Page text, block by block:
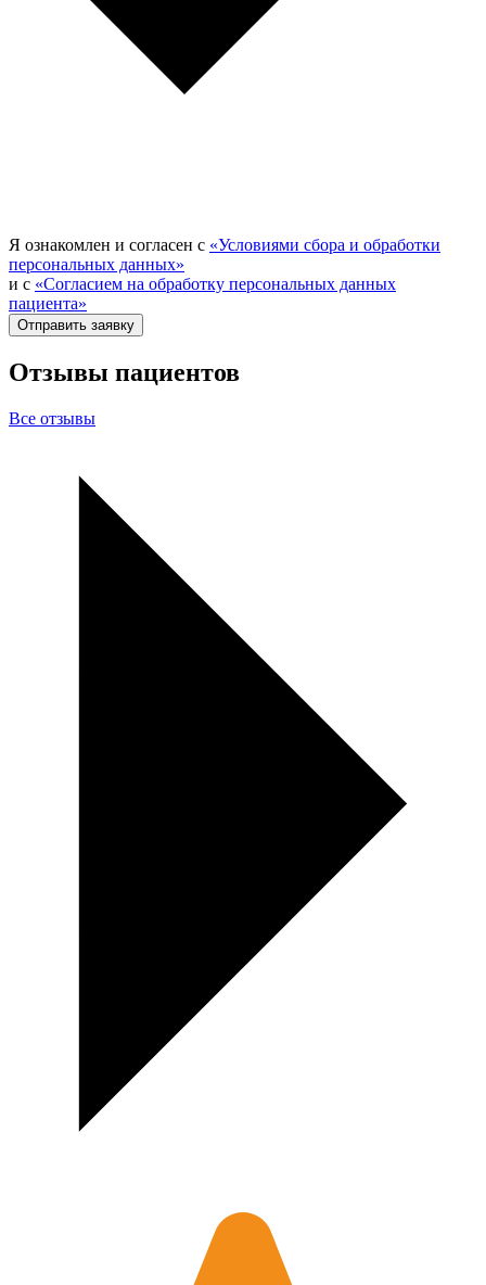
Я ознакомлен и согласен с «Условиями сбора и обработки
персональных данных»
и с «Согласием на обработку персональных данных
пациента»
Отправить заявку
Отзывы пациентов
Все отзывы